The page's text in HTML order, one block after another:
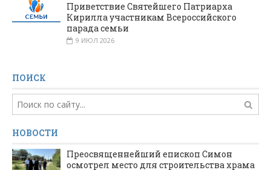
Приветствие Святейшего Патриарха
Кирилла участникам Всероссийского
парада семьи
9 ИЮЛ 2026
ПОИСК
НОВОСТИ
Преосвященнейший епископ Симон
осмотрел место для строительства храма